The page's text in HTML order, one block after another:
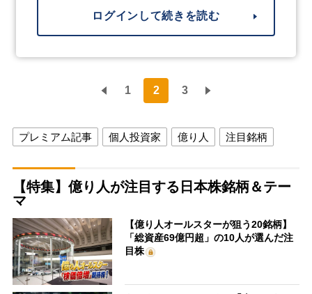
ログインして続きを読む
1 2 3
プレミアム記事 個人投資家 億り人 注目銘柄
【特集】億り人が注目する日本株銘柄＆テー
マ
【億り人オールスターが狙う20銘柄】
「総資産69億円超」の10人が選んだ注
目株